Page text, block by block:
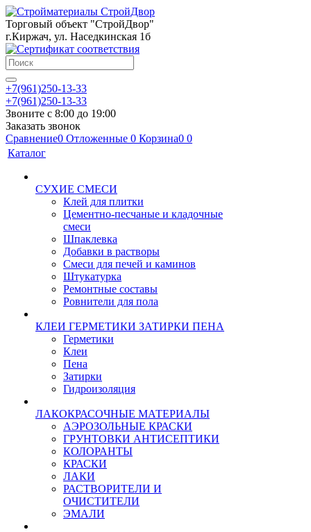
Торговый объект "СтройДвор"
г.Киржач, ул. Наседкинская 1б
+7(961)250-13-33
+7(961)250-13-33
Звоните с 8:00 до 19:00
Заказать звонок
Сравнение0 Отложенные 0 Корзина0 0
Каталог
СУХИЕ СМЕСИ
Клей для плитки
Цементно-песчаные и кладочные
смеси
Шпаклевка
Добавки в растворы
Смеси для печей и каминов
Штукатурка
Ремонтные составы
Ровнители для пола
КЛЕИ ГЕРМЕТИКИ ЗАТИРКИ ПЕНА
Герметики
Клеи
Пена
Затирки
Гидроизоляция
ЛАКОКРАСОЧНЫЕ МАТЕРИАЛЫ
АЭРОЗОЛЬНЫЕ КРАСКИ
ГРУНТОВКИ АНТИСЕПТИКИ
КОЛОРАНТЫ
КРАСКИ
ЛАКИ
РАСТВОРИТЕЛИ И
ОЧИСТИТЕЛИ
ЭМАЛИ